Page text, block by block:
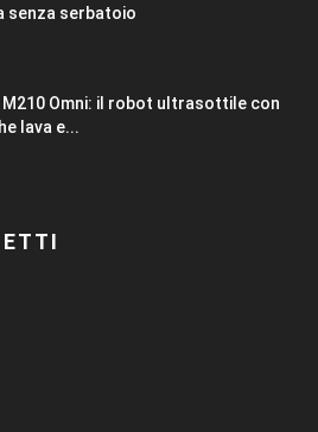
senza serbatoio
M210 Omni: il robot ultrasottile con
lava e...